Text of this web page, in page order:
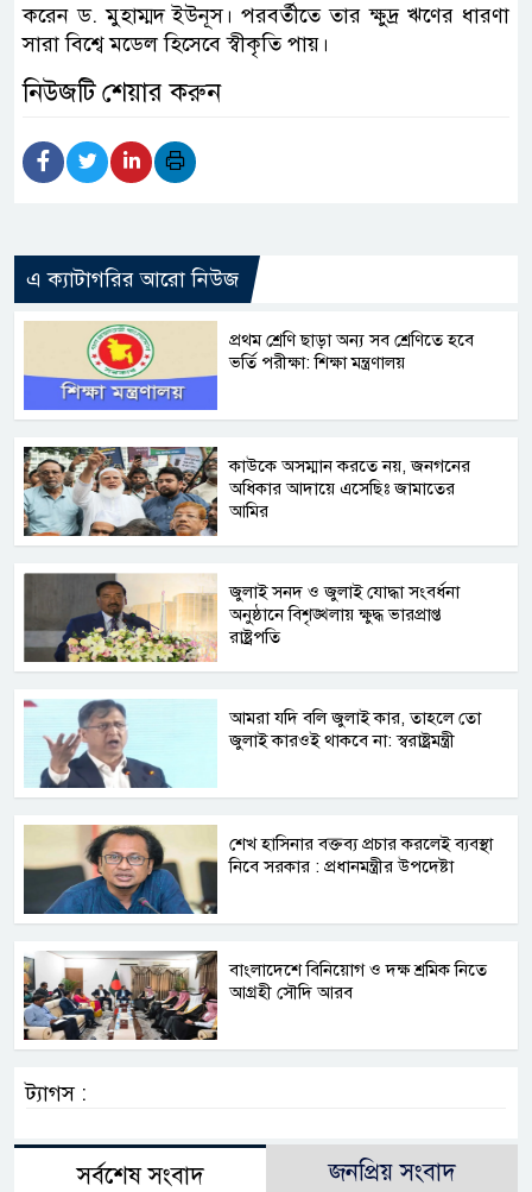
করেন ড. মুহাম্মদ ইউনূস। পরবর্তীতে তার ক্ষুদ্র ঋণের ধারণা
সারা বিশ্বে মডেল হিসেবে স্বীকৃতি পায়।
নিউজটি শেয়ার করুন
এ ক্যাটাগরির আরো নিউজ
প্রথম শ্রেণি ছাড়া অন্য সব শ্রেণিতে হবে
ভর্তি পরীক্ষা: শিক্ষা মন্ত্রণালয়
কাউকে অসম্মান করতে নয়, জনগনের
অধিকার আদায়ে এসেছিঃ জামাতের
আমির
জুলাই সনদ ও জুলাই যোদ্ধা সংবর্ধনা
অনুষ্ঠানে বিশৃঙ্খলায় ক্ষুদ্ধ ভারপ্রাপ্ত
রাষ্ট্রপতি
আমরা যদি বলি জুলাই কার, তাহলে তো
জুলাই কারওই থাকবে না: স্বরাষ্ট্রমন্ত্রী
শেখ হাসিনার বক্তব্য প্রচার করলেই ব্যবস্থা
নিবে সরকার : প্রধানমন্ত্রীর উপদেষ্টা
বাংলাদেশে বিনিয়োগ ও দক্ষ শ্রমিক নিতে
আগ্রহী সৌদি আরব
ট্যাগস :
সর্বশেষ সংবাদ জনপ্রিয় সংবাদ